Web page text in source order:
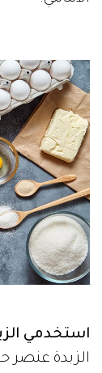
استخدمي
الزبدة عنصر